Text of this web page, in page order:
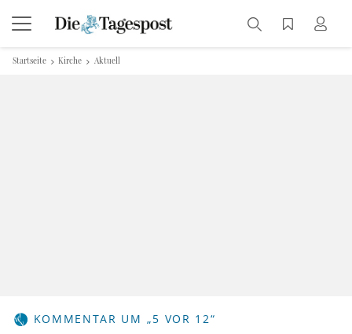
Startseite Kirche Aktuell
KOMMENTAR UM „5 VOR 12“